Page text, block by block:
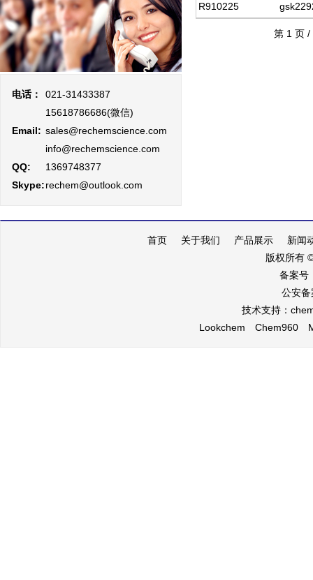
电话：
021-31433387
15618786686(微信)
Email: sales@rechemscience.com
info@rechemscience.com
QQ:
1369748377
Skype:rechem@outlook.com
R910225
第 1 页 /
首页 关于我们 产品展示
新闻
版权所有
备案号
公安
技术支持：
Lookchem
Chem960